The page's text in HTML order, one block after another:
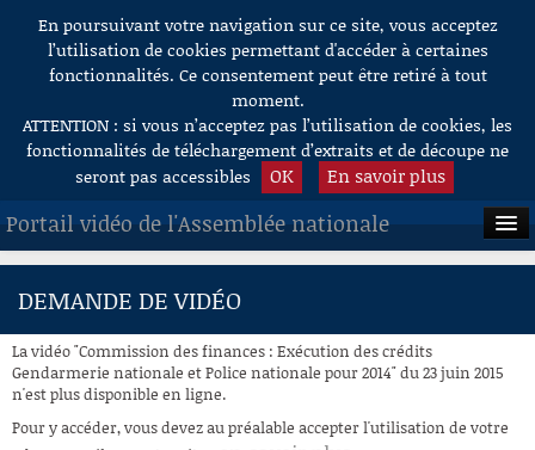
Aller au contenu
En poursuivant votre navigation sur ce site, vous acceptez
l’utilisation de cookies permettant d'accéder à certaines
fonctionnalités. Ce consentement peut être retiré à tout
moment.
ATTENTION : si vous n’acceptez pas l’utilisation de cookies, les
fonctionnalités de téléchargement d’extraits et de découpe ne
seront pas accessibles
OK En savoir plus
Portail vidéo de l'Assemblée nationale
ACCUEIL
À LA DEMANDE
RECHERCHE
DEMANDE DE VIDÉO
La vidéo "Commission des finances : Exécution des crédits
Gendarmerie nationale et Police nationale pour 2014" du 23 juin 2015
n'est plus disponible en ligne.
Pour y accéder, vous devez au préalable accepter l'utilisation de votre